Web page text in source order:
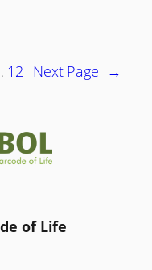
12 Next Page →
of Life